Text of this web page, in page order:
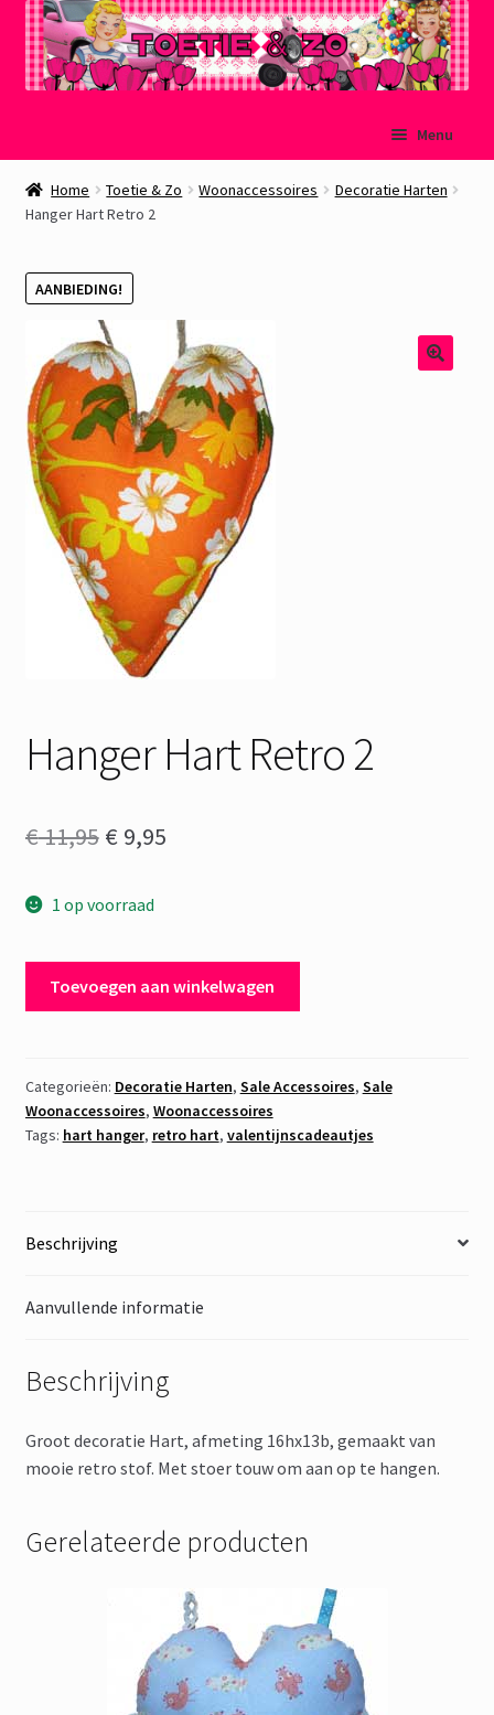
naar
navigatie
de
inhoud
Menu
Welkom
Winkelmand
Afrekenen
Over Toetie & Zo
Gastenboek
Home Toetie & Zo Woonaccessoires
Decoratie Harten
Hanger Hart Retro 2
AANBIEDING!
Hanger Hart Retro 2
€11,95 Oorspronkelijke
was:
€ 11,95.
€ 9,95Huidige
€ 9,95.
1 op voorraad
aantal
Toevoegen aan winkelwagen
Categorieën: Decoratie Harten, Sale Accessoires, Sale
Woonaccessoires, Woonaccessoires
Tags: hart hanger, retro hart, valentijnscadeautjes
Beschrijving
Aanvullende informatie
Beschrijving
Groot decoratie Hart, afmeting 16hx13b, gemaakt van
mooie retro stof. Met stoer touw om aan op te hangen.
Gerelateerde producten